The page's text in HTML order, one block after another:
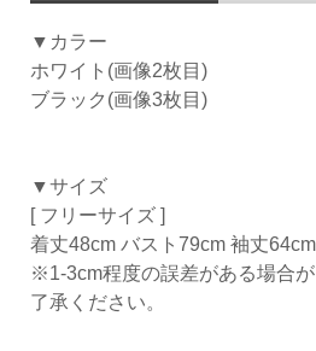
▼カラー
ホワイト(画像2枚目)
ブラック(画像3枚目)
▼サイズ
[ フリーサイズ ]
着丈48cm バスト79cm 袖丈64cm
※1-3cm程度の誤差がある場合
了承ください。